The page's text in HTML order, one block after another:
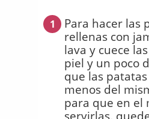
1
Para hacer las
rellenas con
lava y cuece
piel y un poco
que las
menos del
para que en el